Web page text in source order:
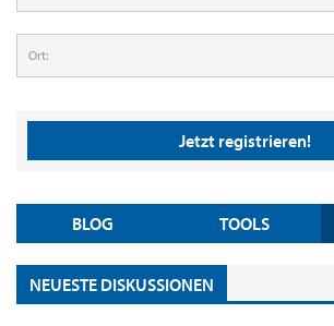
Ort:
Jetzt registrieren!
BLOG TOOLS
NEUESTE DISKUSSIONEN